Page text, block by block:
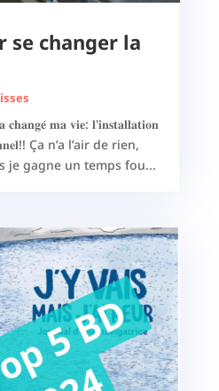
changer la
𝐦𝐚 𝐯𝐢𝐞: 𝐥'𝐢𝐧𝐬𝐭𝐚𝐥𝐥𝐚𝐭𝐢𝐨𝐧
Ça n’a l’air de rien,
je gagne un temps fou...